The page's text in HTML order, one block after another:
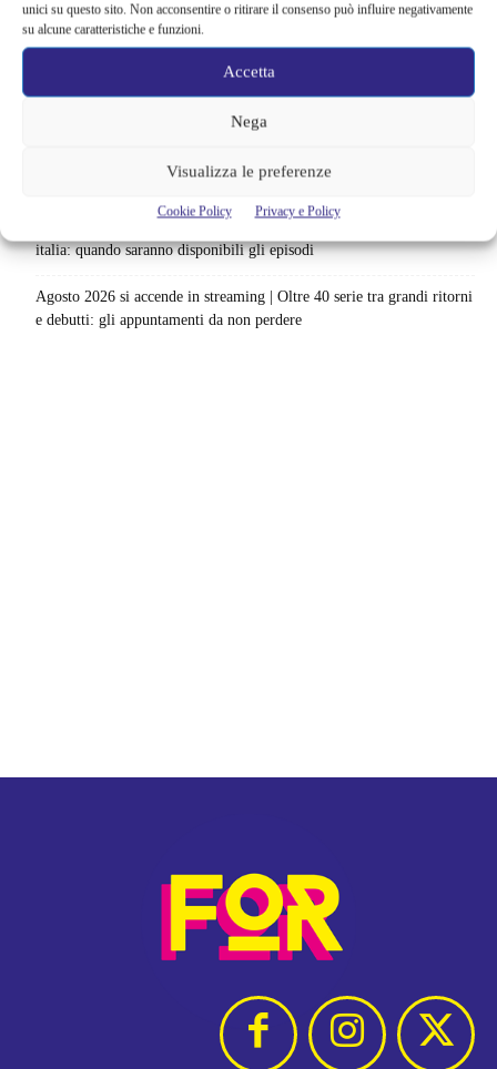
unici su questo sito. Non acconsentire o ritirare il consenso può influire negativamente
su alcune caratteristiche e funzioni.
Accetta
Nega
Visualizza le preferenze
Cookie Policy Privacy e Policy
Sony ferma i film sui personaggi di Spider-Man, nessun nuovo
progetto è in sviluppo: cosa resta dell’esperimento
84 pasti in 28 giorni: da guardare subito
italia: quando saranno disponibili gli episodi
Agosto 2026 si accende in streaming | Oltre 40 serie tra grandi ritorni
e debutti: gli appuntamenti da non perdere